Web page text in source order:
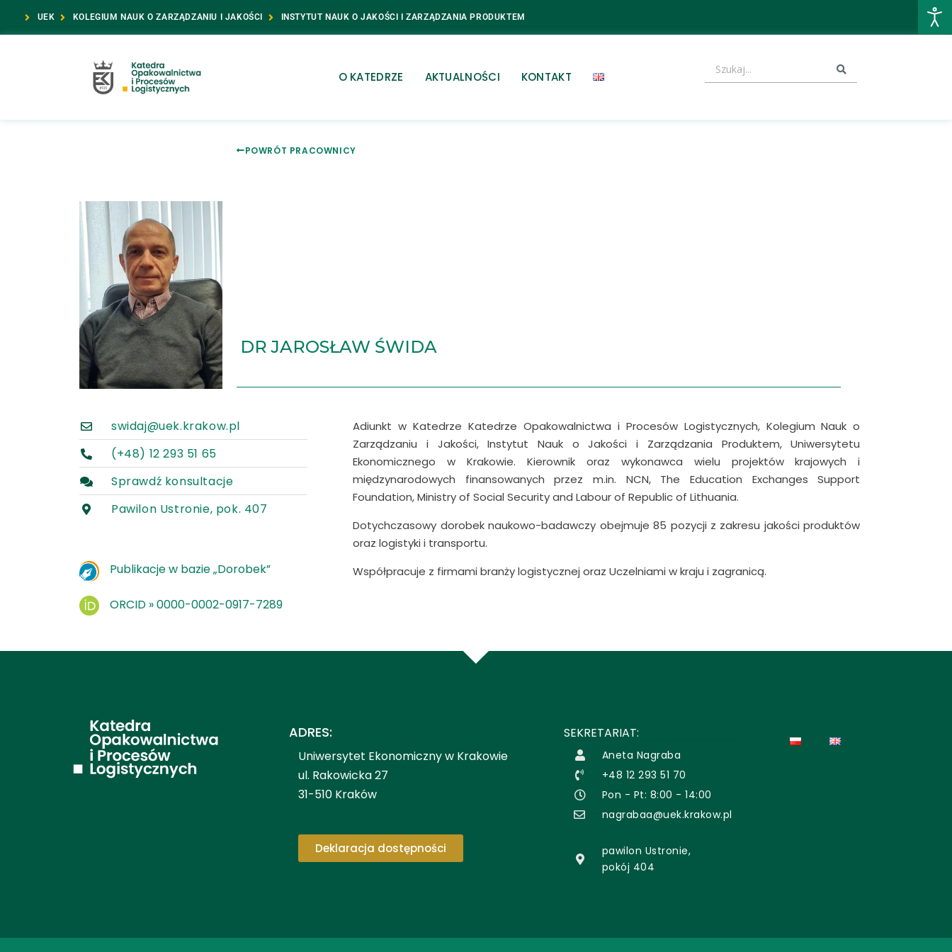
UEK KOLEGIUM NAUK O ZARZĄDZANIU I JAKOŚCI INSTYTUT NAUK O JAKOŚCI I ZARZĄDZANIA PRODUKTEM
O KATEDRZE AKTUALNOŚCI KONTAKT
POWRÓT PRACOWNICY
DR JAROSŁAW ŚWIDA
swidaj@uek.krakow.pl
(+48) 12 293 51 65
Sprawdź konsultacje
Pawilon Ustronie, pok. 407
Publikacje w bazie „Dorobek”
ORCID » 0000-0002-0917-7289
Adiunkt w Katedrze Katedrze Opakowalnictwa i Procesów Logistycznych, Kolegium Nauk o
Zarządzaniu i Jakości, Instytut Nauk o Jakości i Zarządzania Produktem, Uniwersytetu
Ekonomicznego w Krakowie. Kierownik oraz wykonawca wielu projektów krajowych i
międzynarodowych finansowanych przez m.in. NCN, The Education Exchanges Support
Foundation, Ministry of Social Security and Labour of Republic of Lithuania.
Dotychczasowy dorobek naukowo-badawczy obejmuje 85 pozycji z zakresu jakości produktów
oraz logistyki i transportu.
Współpracuje z firmami branży logistycznej oraz Uczelniami w kraju i zagranicą.
ADRES:
Uniwersytet Ekonomiczny w Krakowie
ul. Rakowicka 27
31-510 Kraków
Deklaracja dostępności
SEKRETARIAT:
Aneta Nagraba
+48 12 293 51 70
Pon - Pt: 8:00 - 14:00
nagrabaa@uek.krakow.pl
pawilon Ustronie,
pokój 404